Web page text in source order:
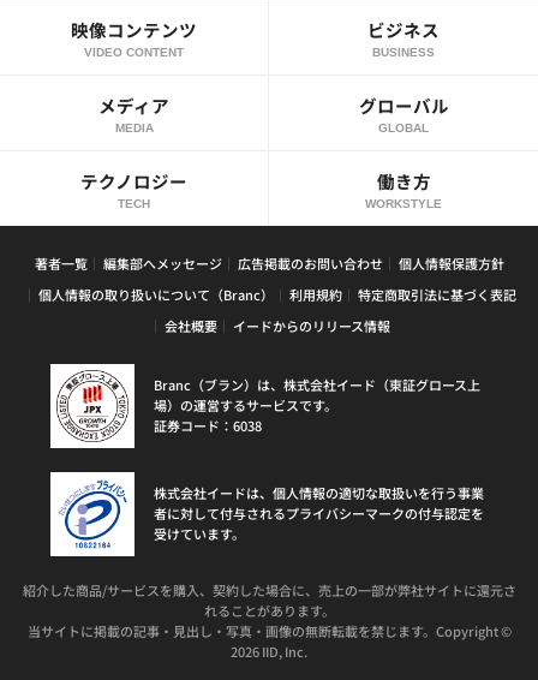
映像コンテンツ
VIDEO CONTENT
ビジネス
BUSINESS
メディア
MEDIA
グローバル
GLOBAL
テクノロジー
TECH
働き方
WORKSTYLE
著者一覧 編集部へメッセージ 広告掲載のお問い合わせ
個人情報保護方針
個人情報の取り扱いについて（Branc）
利用規約
特定商取引法に基づく表記
会社概要
イードからのリリース情報
Branc（ブラン）は、株式会社イード（東証グロース上
場）の運営するサービスです。
証券コード：6038
株式会社イードは、個人情報の適切な取扱いを行う事業
者に対して付与されるプライバシーマークの付与認定を
受けています。
紹介した商品/サービスを購入、契約した場合に、売上の一部が弊社サイトに還元さ
れることがあります。
当サイトに掲載の記事・見出し・写真・画像の無断転載を禁じます。Copyright ©
2026 IID, Inc.